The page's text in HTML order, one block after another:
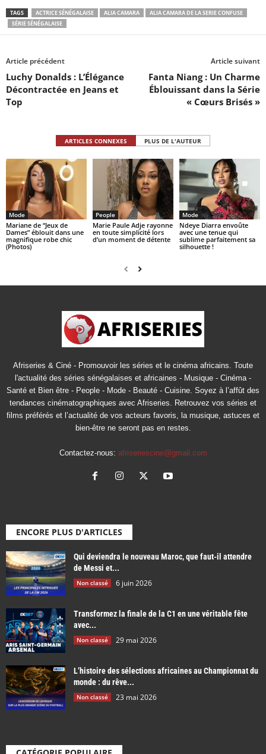
TAGS ACTRICE SÉNÉGALAISE ALIA CAMARA
ALIA CAMARA DE LA SERIE CONFUSE
SÉRIE SÉNÉGALAISE
Article précédent
Luchy Donalds : L’Élégance
Décontractée en Jeans et
Top
Article suivant
Fanta Niang : Un Charme
Éblouissant dans la Série
« Cœurs Brisés »
ARTICLES CONNEXES PLUS DE L'AUTEUR
Mode
Mariane de “Jeux de
Dames” éblouit dans une
magnifique robe chic
(Photos)
People
Marie Paule Adje rayonne
en toute simplicité lors
d’un moment de détente
Mode
Ndeye Diarra envoûte
avec une tenue qui
sublime parfaitement sa
silhouette !
Afriseries & Ciné - Promouvoir les séries et le cinéma africains. Toute
l'actualité des séries sénégalaises et africaines - Musique - Cinéma -
Santé et Bien être - People - Mode - Beauté - Cuisine. Soyez à l’affût des
tendances cinématographiques avec Afriseries. Retrouvez vos séries et
films préférés et l’actualité de vos acteurs favoris, la musique, astuces et
bien-être ne seront pas en restes.
Contactez-nous: afriseriescine@gmail.com
ENCORE PLUS D'ARTICLES
Qui deviendra le nouveau Maroc, que faut-il attendre
de Messi et...
Non classé 6 juin 2026
Transformez la finale de la C1 en une véritable fête
avec...
Non classé 29 mai 2026
L’histoire des sélections africaines au Championnat du
monde : du rêve...
Non classé 23 mai 2026